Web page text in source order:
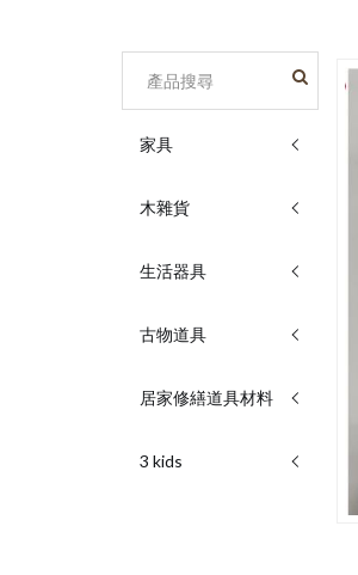
家具
木雜貨
生活器具
古物道具
居家修繕道具材料
3 kids